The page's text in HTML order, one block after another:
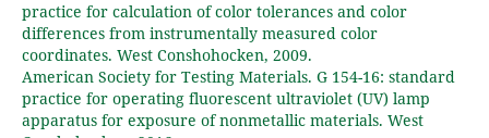
practice for calculation of color tolerances and color
differences from instrumentally measured color
coordinates. West Conshohocken, 2009.
American Society for Testing Materials. G 154-16: standard
practice for operating fluorescent ultraviolet (UV) lamp
apparatus for exposure of nonmetallic materials. West